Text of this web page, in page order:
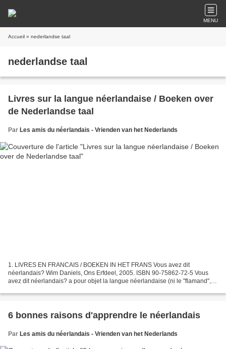
MENU
Accueil » nederlandse taal
nederlandse taal
Livres sur la langue néerlandaise / Boeken over
de Nederlandse taal
Par Les amis du néerlandais - Vrienden van het Nederlands
1. LIVRES EN FRANCAIS / BOEKEN IN HET FRANS Vous avez dit
néerlandais? Wim Daniels, Ons Erfdeel, 2005. ISBN 90-75862-72-5 Vous
avez dit néerlandais? a pour objet la langue néerlandaise (ni le "flamand", ni
6 bonnes raisons d'apprendre le néerlandais
Par Les amis du néerlandais - Vrienden van het Nederlands